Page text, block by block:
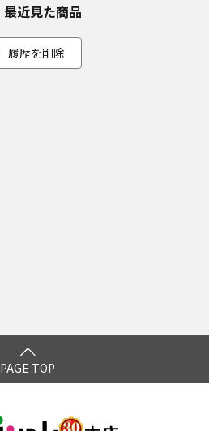
最近見た商品
履歴を削除
PAGE TOP